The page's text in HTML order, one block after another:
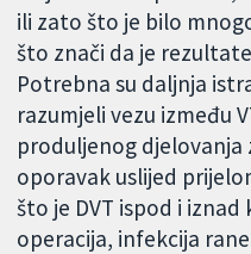
ili zato što je bilo
što znači da je
Potrebna su daljnja
razumjeli vezu između
produljenog djelovanja
oporavak uslijed
što je DVT ispod i
operacija, infekcija